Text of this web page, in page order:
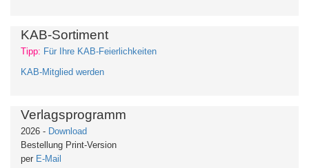
KAB-Sortiment
Tipp: Für Ihre KAB-Feierlichkeiten
KAB-Mitglied werden
Verlagsprogramm
2026 - Download
Bestellung Print-Version
per E-Mail